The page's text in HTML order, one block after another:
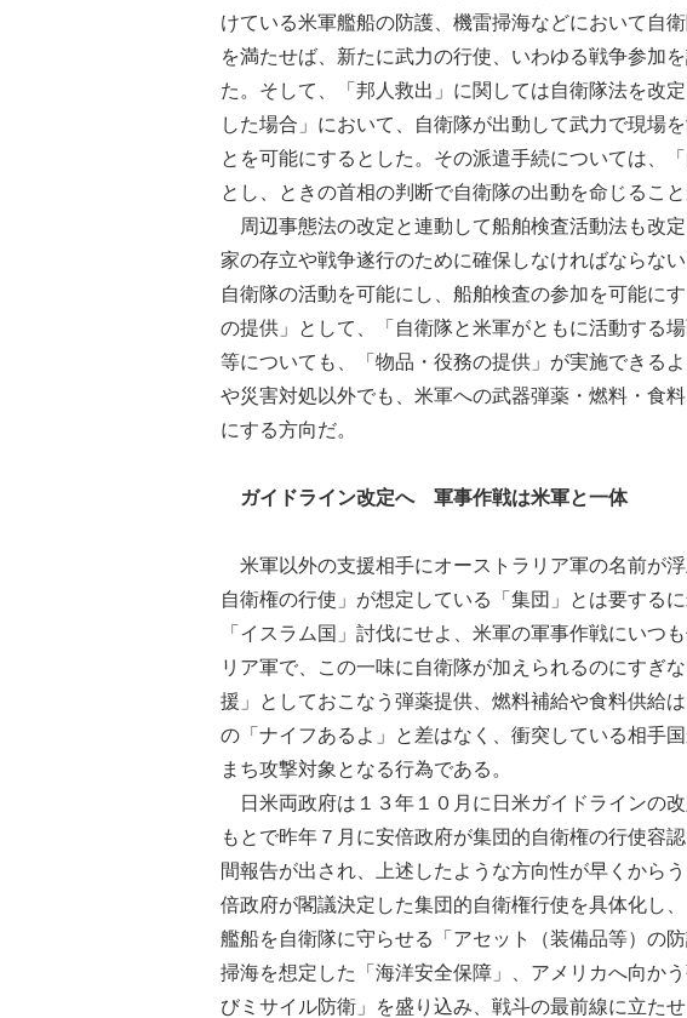
けている米軍艦船の防護、機雷掃海などにおいて自
を満たせば、新たに武力の行使、いわゆる戦争参加
た。そして、「邦人救出」に関しては自衛隊法を改
した場合」において、自衛隊が出動して武力で現場
とを可能にするとした。その派遣手続については、
とし、ときの首相の判断で自衛隊の出動を命じるこ
周辺事態法の改定と連動して船舶検査活動法も改
家の存立や戦争遂行のために確保しなければならな
自衛隊の活動を可能にし、船舶検査の参加を可能に
の提供」として、「自衛隊と米軍がともに活動する
等についても、「物品・役務の提供」が実施できる
や災害対処以外でも、米軍への武器弾薬・燃料・食
にする方向だ。
ガイドライン改定へ 軍事作戦は米軍と一体
米軍以外の支援相手にオーストラリア軍の名前が
自衛権の行使」が想定している「集団」とは要する
「イスラム国」討伐にせよ、米軍の軍事作戦にいつ
リア軍で、この一味に自衛隊が加えられるのにすぎ
援」としておこなう弾薬提供、燃料補給や食料供給
の「ナイフあるよ」と差はなく、衝突している相手
まち攻撃対象となる行為である。
日米両政府は１３年１０月に日米ガイドラインの
もとで昨年７月に安倍政府が集団的自衛権の行使容
間報告が出され、上述したような方向性が早くから
倍政府が閣議決定した集団的自衛権行使を具体化し
艦船を自衛隊に守らせる「アセット（装備品等）の
掃海を想定した「海洋安全保障」、アメリカへ向か
びミサイル防衛」を盛り込み、戦斗の最前線に立た